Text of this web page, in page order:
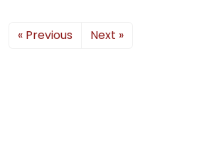
« Previous Next »